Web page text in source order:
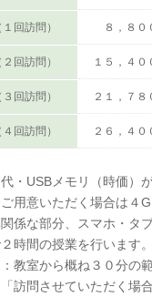
回訪問） ８，８０
回訪問） １５，４０
回訪問） ２１，７８
回訪問） ２６，４０
・USBメモリ（時価）が
意いただく場合は４
係な部分、スマホ・タ
時間の授業を行います。
教室から概ね３０分の範
せていただく場合の